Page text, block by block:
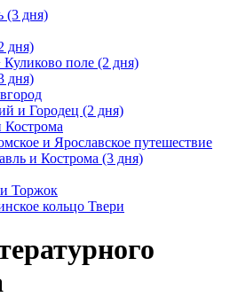
(3 дня)
дня)
Куликово поле (2 дня)
дня)
и Городец (2 дня)
Кострома
и Ярославское путешествие
и Кострома (3 дня)
Торжок
кольцо Твери